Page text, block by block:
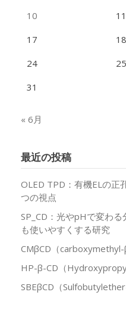
10
11
17
18
24
25
31
« 6月
最近の投稿
OLED TPD：有機ELの正
つの視点
SP_CD：光やpHで変わる
も使いやすくする研究
CMβCD（carboxymethyl-
HP-β-CD（
SBEβCD（